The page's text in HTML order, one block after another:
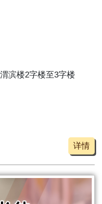
滨楼2字楼至3字楼
详情